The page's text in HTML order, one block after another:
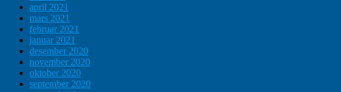
april 2021
mars 2021
februar 2021
januar 2021
desember 2020
november 2020
oktober 2020
september 2020